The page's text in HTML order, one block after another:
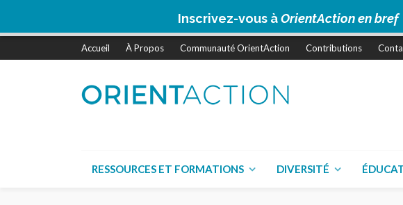
Inscrivez-vous àOrientAction en bref
Accueil À Propos Communauté OrientAction Contributions
RESSOURCES ET FORMATIONS DIVERSITÉ